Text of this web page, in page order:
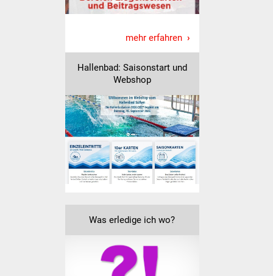
Wohnen
Bauen in Süßen
Wohnimmobilien +
Baugrundstücke
Wirtschaft
Gewerbeimmobilien
mehr erfahren
Hallenbad: Saisonstart und
Webshop
Was erledige ich wo?